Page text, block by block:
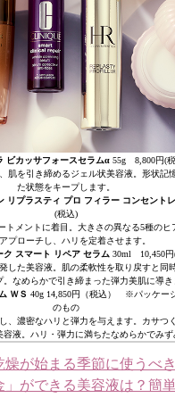
ビカッサフォースセラムα 55g 8,800円(
肌を引き締めるジェル状美容液。形状記
た状態をキープします。
リプラスティ プロ フィラー コンセント
(税込)
トメントに着目。大きさの異なる5種のヒ
プローチし、ハリを定着させます。
スマート リペア セラム 30ml 10,450円
した美容液。肌の柔軟性を取り戻すと同
。なめらかで引き締まった弾力美肌に導き
ＷＳ 40g 14,850円（税込） ※パッケー
のもの
、濃密なハリと弾力を与えます。カサつ
液。ハリ・弾力に満ちたなめらかでみず
燥が始まる季節に使うべ
」ができる美容液は？簡